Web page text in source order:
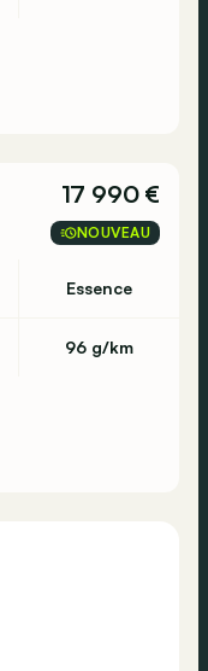
17 990 €
NOUVEAU
Essence
96 g/km